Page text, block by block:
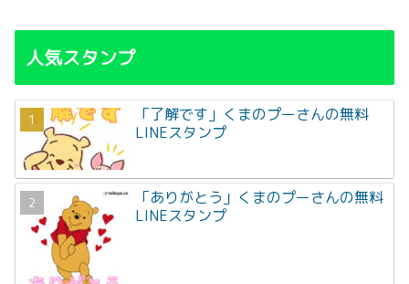
人気スタンプ
「了解です」くまのプーさんの無料
LINEスタンプ
「ありがとう」くまのプーさんの無料
LINEスタンプ